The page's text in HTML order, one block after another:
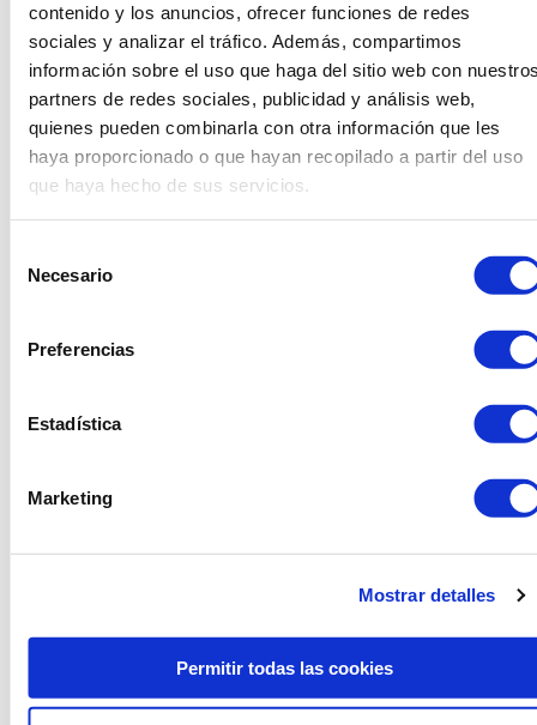
contenido y los anuncios, ofrecer funciones de redes
sociales y analizar el tráfico. Además, compartimos
información sobre el uso que haga del sitio web con
partners de redes sociales, publicidad y análisis web,
quienes pueden combinarla con otra información que les
haya proporcionado o que hayan recopilado a partir del uso
que haya hecho de sus servicios.
Necesario
Preferencias
Estadística
Marketing
Mostrar detalles
Permitir todas las cookies
Siguiendo con la línea dulce, estos cojines harán las
delicias de los más pequeños (y no tan pequeños).
Diseños en forma de galletas, donuts (con glaseado
incluido) y otras “meriendas” dulces que no sólo hacen
su función como cojín para silla sino que, por su
particular encanto, adquieren valor decorativo como
elemento propio.